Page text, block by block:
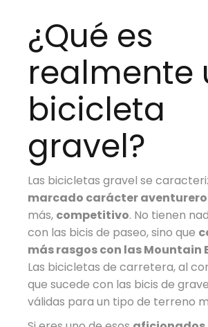
¿Qué es
realmente
bicicleta
gravel?
Las bicicletas gravel se
marcado carácter aventurero
más, competitivo. No tienen
con las bicis de paseo, sino que
más rasgos con las Mountain
Las bicicletas de carretera, al
que sucede con las bicis de
válidas para un tipo de terreno